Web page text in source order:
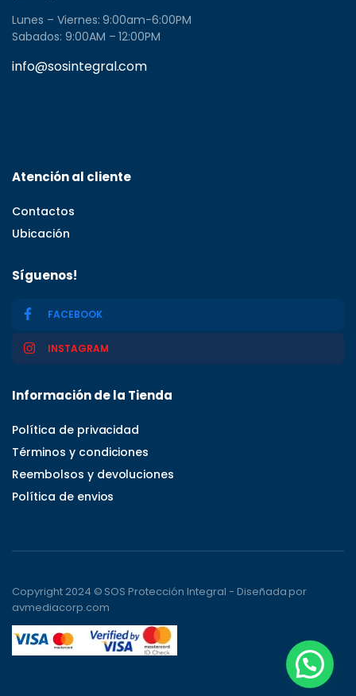
Lunes – Viernes: 9:00am-6:00PM
Sabados: 9:00AM – 12:00PM
info@sosintegral.com
Atención al cliente
Contactos
Ubicación
Síguenos!
FACEBOOK
INSTAGRAM
Información de la Tienda
Política de privacidad
Términos y condiciones
Reembolsos y devoluciones
Política de envios
Copyright 2024 © SOS Protección Integral - Diseñada por
avmediacorp.com